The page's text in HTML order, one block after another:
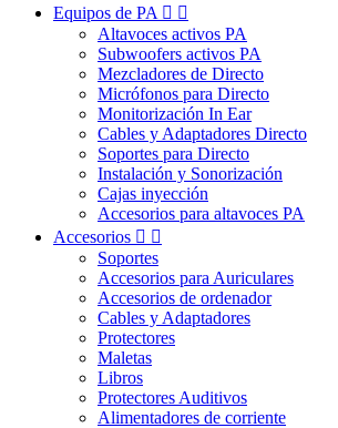
Equipos de PA  
Altavoces activos PA
Subwoofers activos PA
Mezcladores de Directo
Micrófonos para Directo
Monitorización In Ear
Cables y Adaptadores Directo
Soportes para Directo
Instalación y Sonorización
Cajas inyección
Accesorios para altavoces PA
Accesorios  
Soportes
Accesorios para Auriculares
Accesorios de ordenador
Cables y Adaptadores
Protectores
Maletas
Libros
Protectores Auditivos
Alimentadores de corriente